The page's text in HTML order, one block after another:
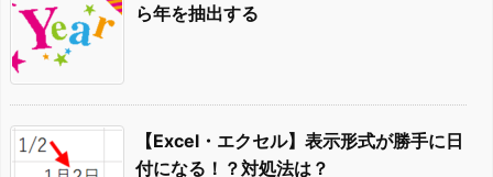
ら年を抽出する
【Excel・エクセル】表示形式が勝手に日
付になる！？対処法は？